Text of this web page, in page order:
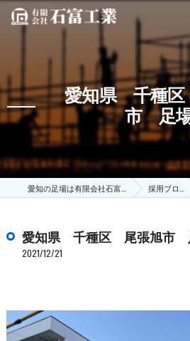
愛知県 千種
市 足
採用ブログ
愛知県 千種区 尾張旭市
2021/12/21